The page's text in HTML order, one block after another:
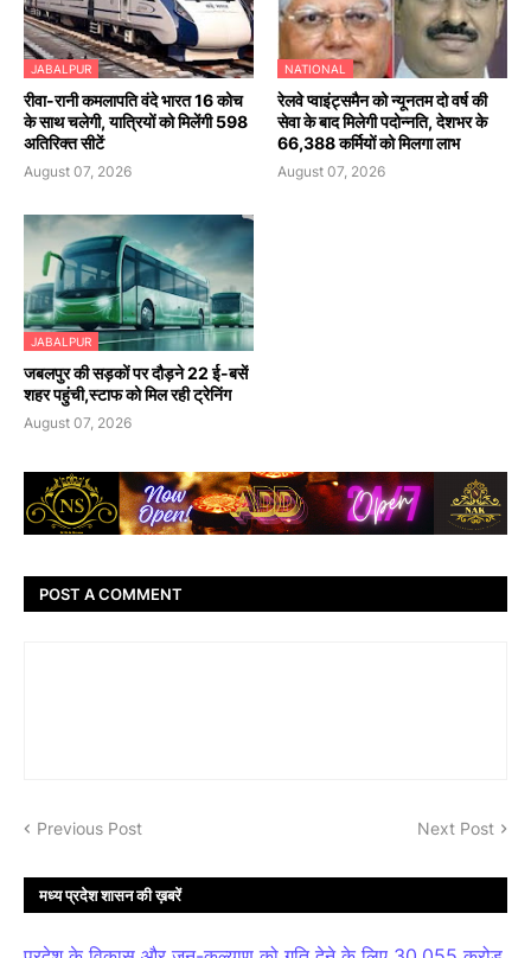
JABALPUR
रीवा-रानी कमलापति वंदे भारत 16 कोच
के साथ चलेगी, यात्रियों को मिलेंगी 598
अतिरिक्त सीटें
August 07, 2026
NATIONAL
रेलवे प्वाइंट्समैन को न्यूनतम दो वर्ष की
सेवा के बाद मिलेगी पदोन्नति, देशभर के
66,388 कर्मियों को मिलगा लाभ
August 07, 2026
JABALPUR
जबलपुर की सड़कों पर दौड़ने 22 ई-बसें
शहर पहुंची,स्टाफ को मिल रही ट्रेनिंग
August 07, 2026
POST A COMMENT
Previous Post Next Post
मध्य प्रदेश शासन की ख़बरें